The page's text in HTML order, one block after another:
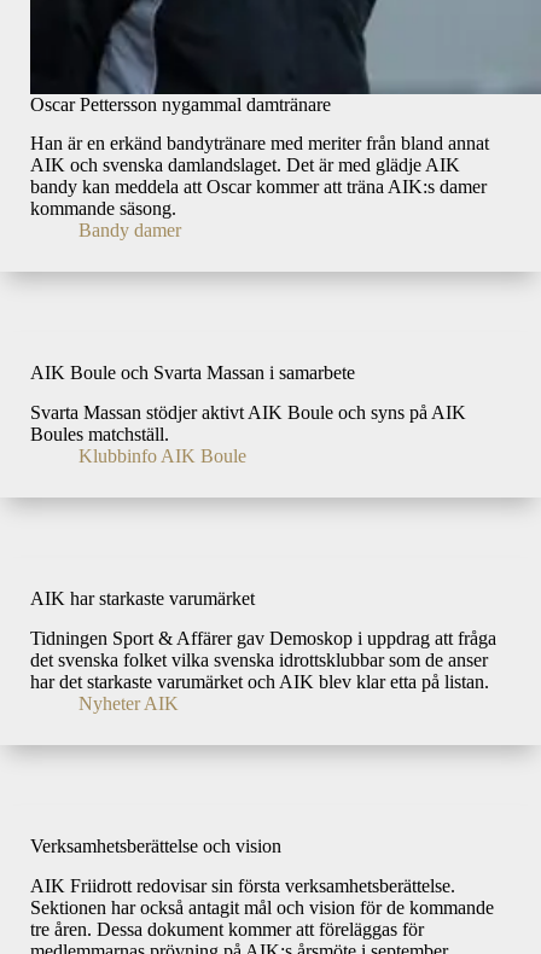
Oscar Pettersson nygammal damtränare
Han är en erkänd bandytränare med meriter från bland annat
AIK och svenska damlandslaget. Det är med glädje AIK
bandy kan meddela att Oscar kommer att träna AIK:s damer
kommande säsong.
Bandy damer
AIK Boule och Svarta Massan i samarbete
Svarta Massan stödjer aktivt AIK Boule och syns på AIK
Boules matchställ.
Klubbinfo AIK Boule
AIK har starkaste varumärket
Tidningen Sport & Affärer gav Demoskop i uppdrag att fråga
det svenska folket vilka svenska idrottsklubbar som de anser
har det starkaste varumärket och AIK blev klar etta på listan.
Nyheter AIK
Verksamhetsberättelse och vision
AIK Friidrott redovisar sin första verksamhetsberättelse.
Sektionen har också antagit mål och vision för de kommande
tre åren. Dessa dokument kommer att föreläggas för